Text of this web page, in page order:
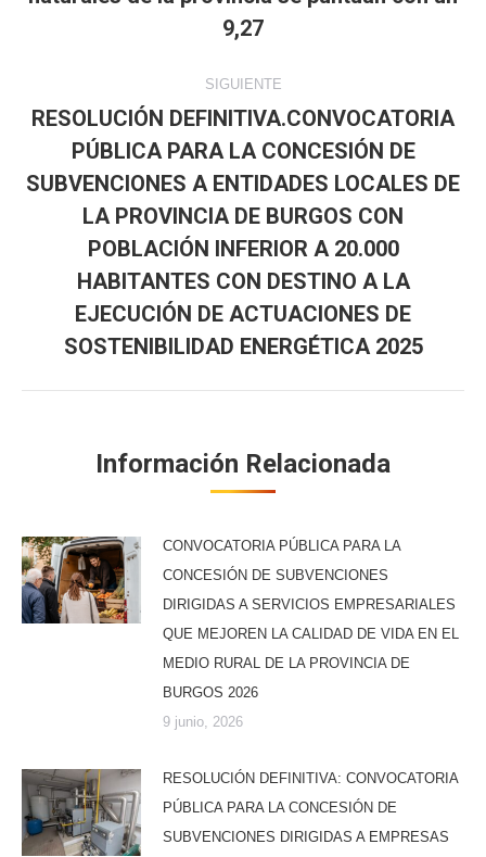
publicaciones
anterior:
9,27
SIGUIENTE
siguiente:
RESOLUCIÓN DEFINITIVA.CONVOCATORIA
PÚBLICA PARA LA CONCESIÓN DE
SUBVENCIONES A ENTIDADES LOCALES DE
LA PROVINCIA DE BURGOS CON
POBLACIÓN INFERIOR A 20.000
HABITANTES CON DESTINO A LA
EJECUCIÓN DE ACTUACIONES DE
SOSTENIBILIDAD ENERGÉTICA 2025
Información Relacionada
CONVOCATORIA PÚBLICA PARA LA
CONCESIÓN DE SUBVENCIONES
DIRIGIDAS A SERVICIOS EMPRESARIALES
QUE MEJOREN LA CALIDAD DE VIDA EN EL
MEDIO RURAL DE LA PROVINCIA DE
BURGOS 2026
9 junio, 2026
RESOLUCIÓN DEFINITIVA: CONVOCATORIA
PÚBLICA PARA LA CONCESIÓN DE
SUBVENCIONES DIRIGIDAS A EMPRESAS